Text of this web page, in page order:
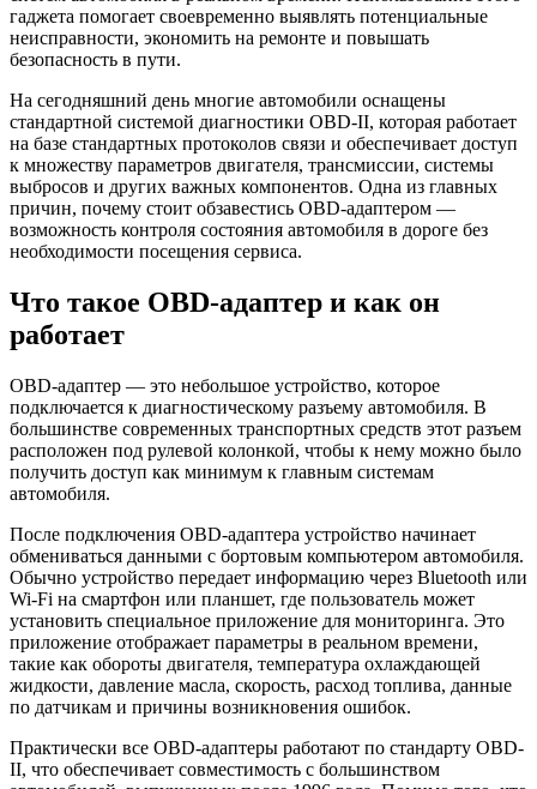
гаджета помогает своевременно выявлять потенциальные
неисправности, экономить на ремонте и повышать
безопасность в пути.
На сегодняшний день многие автомобили оснащены
стандартной системой диагностики OBD-II, которая работает
на базе стандартных протоколов связи и обеспечивает доступ
к множеству параметров двигателя, трансмиссии, системы
выбросов и других важных компонентов. Одна из главных
причин, почему стоит обзавестись OBD-адаптером —
возможность контроля состояния автомобиля в дороге без
необходимости посещения сервиса.
Что такое OBD-адаптер и как он
работает
OBD-адаптер — это небольшое устройство, которое
подключается к диагностическому разъему автомобиля. В
большинстве современных транспортных средств этот разъем
расположен под рулевой колонкой, чтобы к нему можно было
получить доступ как минимум к главным системам
автомобиля.
После подключения OBD-адаптера устройство начинает
обмениваться данными с бортовым компьютером автомобиля.
Обычно устройство передает информацию через Bluetooth или
Wi-Fi на смартфон или планшет, где пользователь может
установить специальное приложение для мониторинга. Это
приложение отображает параметры в реальном времени,
такие как обороты двигателя, температура охлаждающей
жидкости, давление масла, скорость, расход топлива, данные
по датчикам и причины возникновения ошибок.
Практически все OBD-адаптеры работают по стандарту OBD-
II, что обеспечивает совместимость с большинством